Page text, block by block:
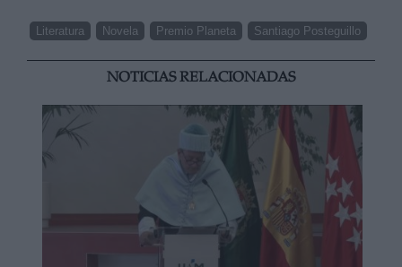
Literatura Novela Premio Planeta Santiago Posteguillo
NOTICIAS RELACIONADAS